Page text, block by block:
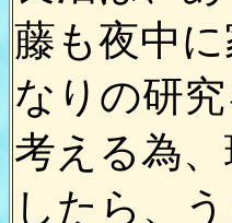
藤も夜中
なりの研
考える為
したら、